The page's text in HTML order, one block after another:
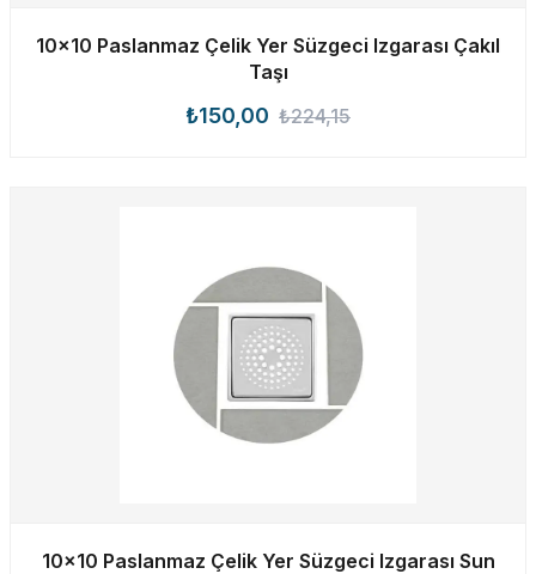
10×10 Paslanmaz Çelik Yer Süzgeci Izgarası Çakıl
Taşı
₺150,00 ₺224,15
10×10 Paslanmaz Çelik Yer Süzgeci Izgarası Sun